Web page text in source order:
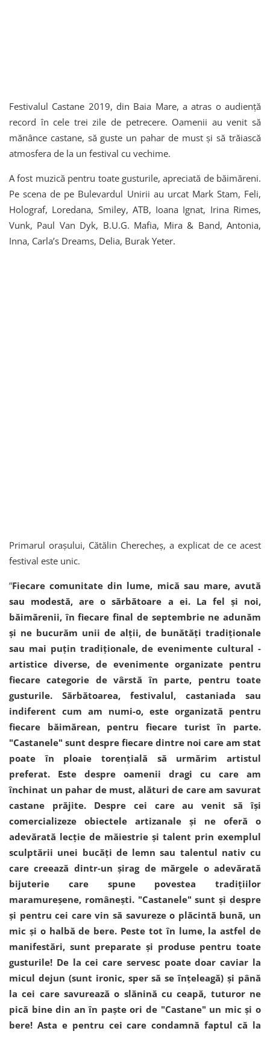
Festivalul Castane 2019, din Baia Mare, a atras o audiență
record în cele trei zile de petrecere. Oamenii au venit să
mănânce castane, să guste un pahar de must și să trăiască
atmosfera de la un festival cu vechime.
A fost muzică pentru toate gusturile, apreciată de băimăreni.
Pe scena de pe Bulevardul Unirii au urcat Mark Stam, Feli,
Holograf, Loredana, Smiley, ATB, Ioana Ignat, Irina Rimes,
Vunk, Paul Van Dyk, B.U.G. Mafia, Mira & Band, Antonia,
Inna, Carla’s Dreams, Delia, Burak Yeter.
Primarul orașului, Cătălin Cherecheș, a explicat de ce acest
festival este unic.
”Fiecare comunitate din lume, mică sau mare, avută
sau modestă, are o sărbătoare a ei. La fel și noi,
băimărenii, în fiecare final de septembrie ne adunăm
și ne bucurăm unii de alții, de bunătăți tradiționale
sau mai puțin tradiționale, de evenimente cultural -
artistice diverse, de evenimente organizate pentru
fiecare categorie de vârstă în parte, pentru toate
gusturile. Sărbătoarea, festivalul, castaniada sau
indiferent cum am numi-o, este organizată pentru
fiecare băimărean, pentru fiecare turist în parte.
"Castanele" sunt despre fiecare dintre noi care am stat
poate în ploaie torențială să urmărim artistul
preferat. Este despre oamenii dragi cu care am
închinat un pahar de must, alături de care am savurat
castane prăjite. Despre cei care au venit să își
comercializeze obiectele artizanale și ne oferă o
adevărată lecție de măiestrie și talent prin exemplul
sculptării unei bucăți de lemn sau talentul nativ cu
care creează dintr-un șirag de mărgele o adevărată
bijuterie care spune povestea tradițiilor
maramureșene, românești. "Castanele" sunt și despre
și pentru cei care vin să savureze o plăcintă bună, un
mic și o halbă de bere. Peste tot în lume, la astfel de
manifestări, sunt preparate și produse pentru toate
gusturile! De la cei care servesc poate doar caviar la
micul dejun (sunt ironic, sper să se înțeleagă) și până
la cei care savurează o slănină cu ceapă, tuturor ne
pică bine din an în paște ori de "Castane" un mic și o
bere! Asta e pentru cei care condamnă faptul că la